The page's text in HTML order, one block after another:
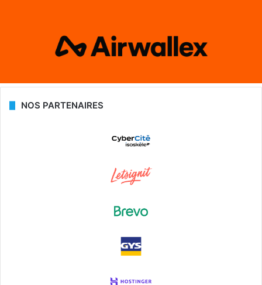
NOS PARTENAIRES